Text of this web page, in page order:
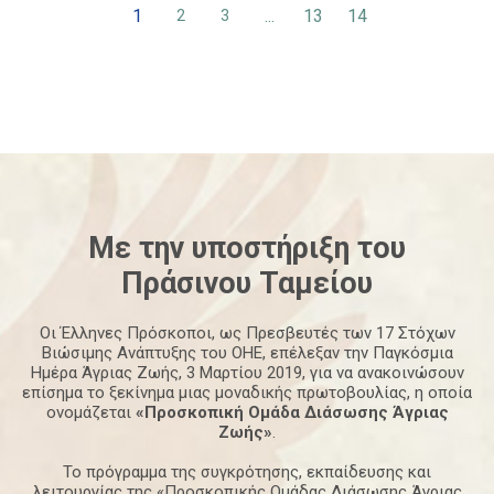
1 2 3 13 14
Με την υποστήριξη του
Πράσινου Ταμείου
Οι Έλληνες Πρόσκοποι, ως Πρεσβευτές των 17 Στόχων
Βιώσιμης Ανάπτυξης του ΟΗΕ, επέλεξαν την Παγκόσμια
Ημέρα Άγριας Ζωής, 3 Μαρτίου 2019, για να ανακοινώσουν
επίσημα το ξεκίνημα μιας μοναδικής πρωτοβουλίας, η οποία
ονομάζεται «Προσκοπική Ομάδα Διάσωσης Άγριας
Ζωής».
Το πρόγραμμα της συγκρότησης, εκπαίδευσης και